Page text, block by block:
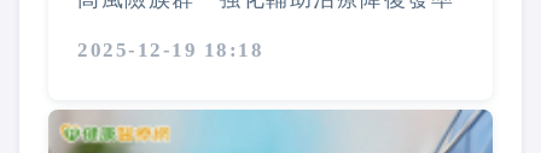
2025-12-19 18:18